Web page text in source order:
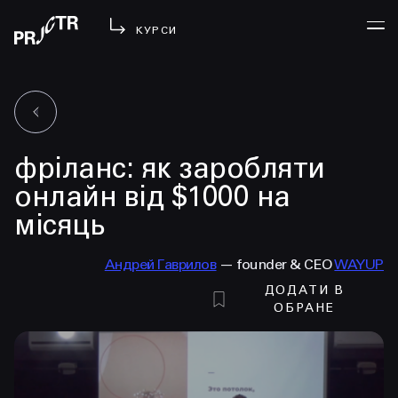
КУРСИ
МЕНЮ
у проджі
бібліотека
менторство
вийти
фріланс: як заробляти
онлайн від $1000 на
місяць
Андрей Гаврилов— founder & CEOWAYUP
ДОДАТИ В
ОБРАНЕ